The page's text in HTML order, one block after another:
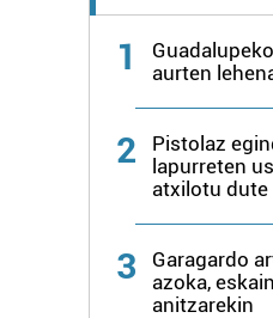
1
aurten
2
Pistolaz
lapurreten
atxilotu dute
3
Garagardo
azoka,
anitzarekin